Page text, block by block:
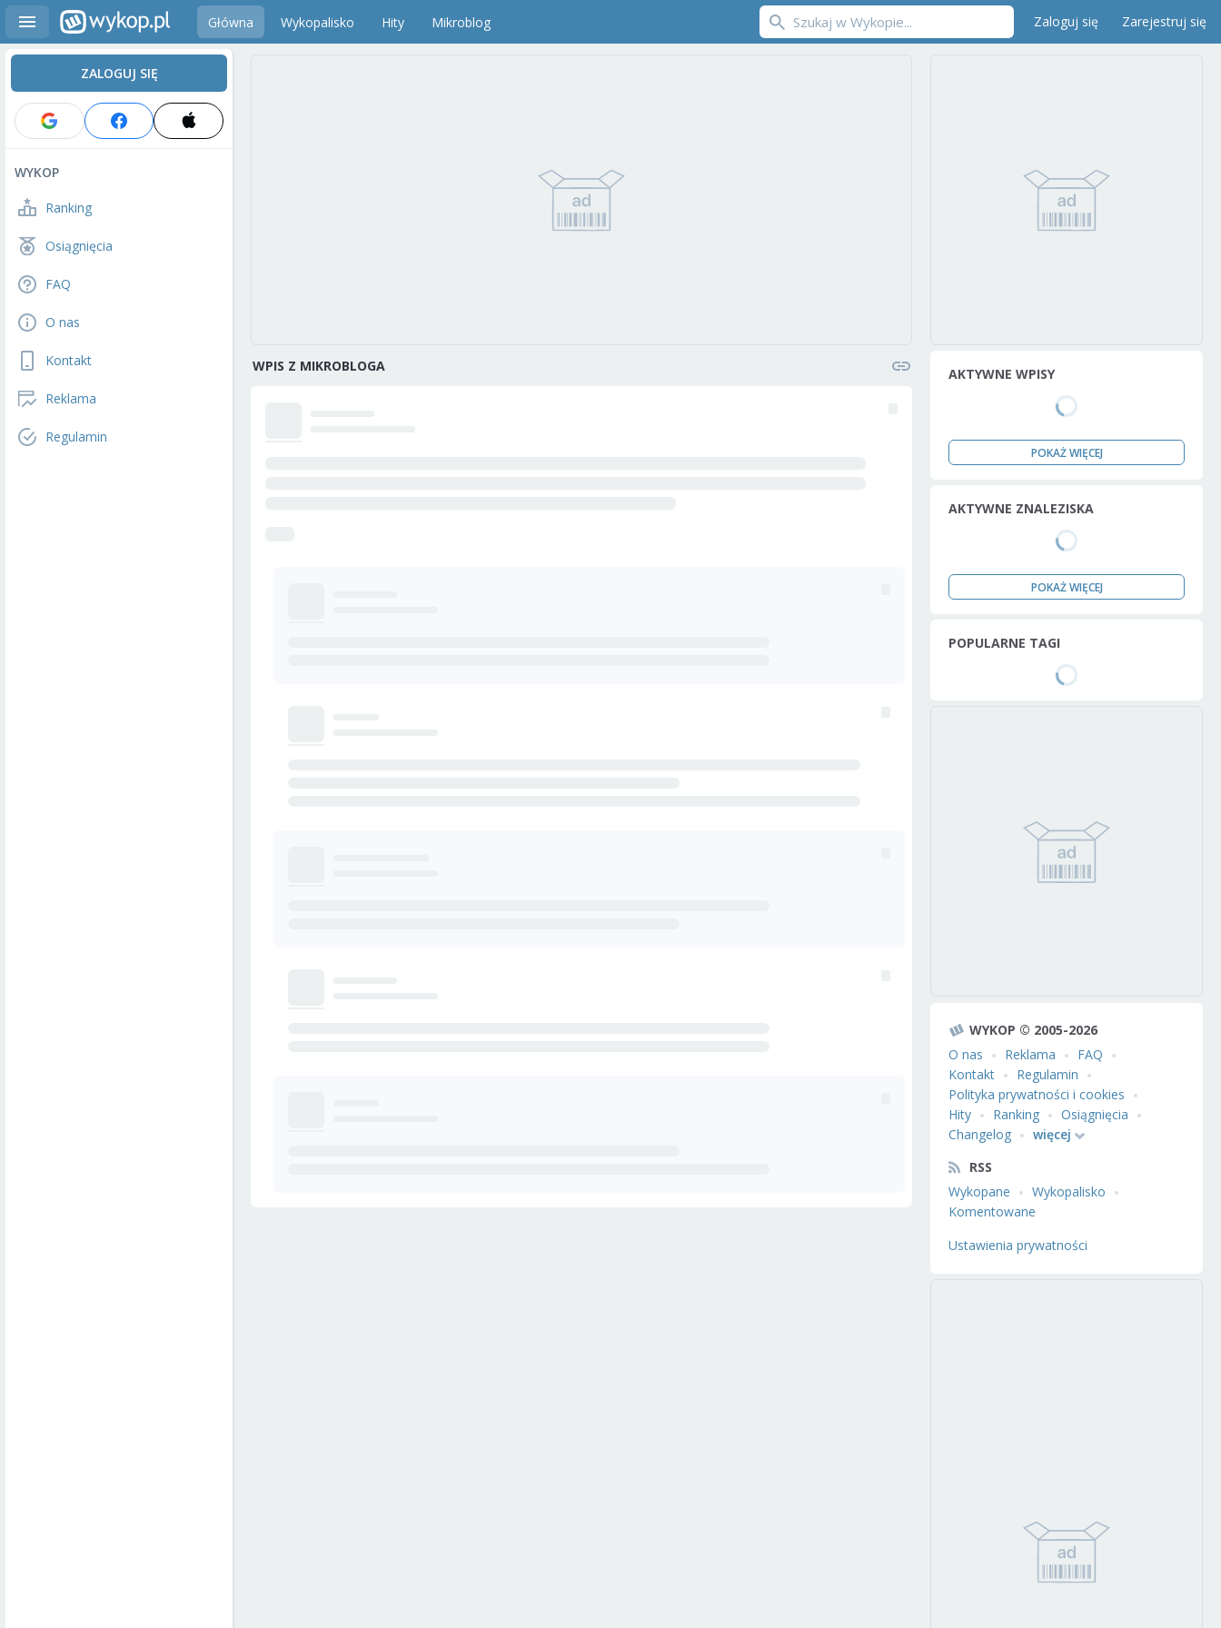
Główna Wykopalisko Hity Mikroblog Zaloguj się Zarejestruj się
ZALOGUJ SIĘ
WYKOP
Ranking
Osiągnięcia
FAQ
O nas
Kontakt
Reklama
Regulamin
WPIS Z MIKROBLOGA AKTYWNE WPISY
POKAŻ WIĘCEJ
AKTYWNE ZNALEZISKA
POKAŻ WIĘCEJ
POPULARNE TAGI
WYKOP © 2005-2026
O nas
Reklama
FAQ
Kontakt
Regulamin
Polityka prywatności i cookies
Hity
Ranking
Osiągnięcia
Changelog
więcej
RSS
Wykopane
Wykopalisko
Komentowane
Ustawienia prywatności